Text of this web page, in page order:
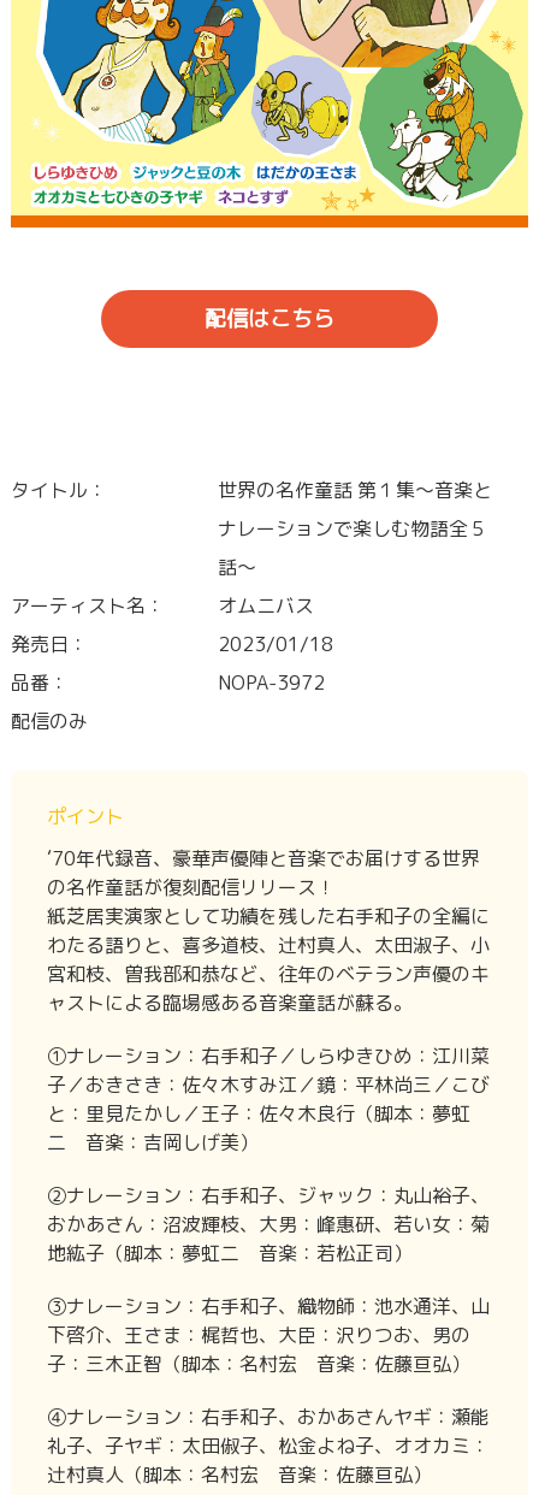
配信はこちら
タイトル：
世界の名作童話 第１集～音楽と
ナレーションで楽しむ物語全５
話～
アーティスト名：
オムニバス
発売日：
2023/01/18
品番：
NOPA-3972
配信のみ
ポイント
‘70年代録音、豪華声優陣と音楽でお届けする世界
の名作童話が復刻配信リリース！
紙芝居実演家として功績を残した右手和子の全編に
わたる語りと、喜多道枝、辻村真人、太田淑子、小
宮和枝、曽我部和恭など、往年のベテラン声優のキ
ャストによる臨場感ある音楽童話が蘇る。
①ナレーション：右手和子／しらゆきひめ：江川菜
子／おきさき：佐々木すみ江／鏡：平林尚三／こび
と：里見たかし／王子：佐々木良行（脚本：夢虹
二 音楽：吉岡しげ美）
②ナレーション：右手和子、ジャック：丸山裕子、
おかあさん：沼波輝枝、大男：峰惠研、若い女：菊
地紘子（脚本：夢虹二 音楽：若松正司）
③ナレーション：右手和子、織物師：池水通洋、山
下啓介、王さま：梶哲也、大臣：沢りつお、男の
子：三木正智（脚本：名村宏 音楽：佐藤亘弘）
④ナレーション：右手和子、おかあさんヤギ：瀬能
礼子、子ヤギ：太田俶子、松金よね子、オオカミ：
辻村真人（脚本：名村宏 音楽：佐藤亘弘）